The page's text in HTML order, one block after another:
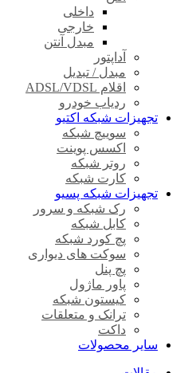
داخلی
خارجی
مبدل آنتن
آداپتور
مبدل / تبدیل
اقلام ADSL/VDSL
ردیاب خودرو
تجهیزات شبکه اکتیو
سوییچ شبکه
اکسس پوینت
روتر شبکه
کارت شبکه
تجهیزات شبکه پسیو
رک شبکه و سرور
کابل شبکه
پچ کورد شبکه
سوکت های دیواری
پچ پنل
پاور ماژول
کیستون شبکه
ترانک و متعلقات
داکت
سایر محصولات